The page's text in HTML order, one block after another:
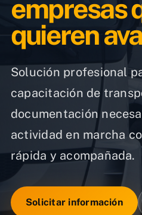
empresas
quieren
Solución profesional
capacitación de
documentación
actividad en marcha
rápida y acompañada.
Solicitar información